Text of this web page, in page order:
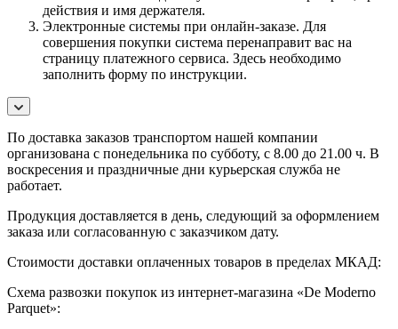
действия и имя держателя.
Электронные системы при онлайн-заказе. Для
совершения покупки система перенаправит вас на
страницу платежного сервиса. Здесь необходимо
заполнить форму по инструкции.
По доставка заказов транспортом нашей компании
организована с понедельника по субботу, с 8.00 до 21.00 ч. В
воскресения и праздничные дни курьерская служба не
работает.
Продукция доставляется в день, следующий за оформлением
заказа или согласованную с заказчиком дату.
Стоимости доставки оплаченных товаров в пределах МКАД:
Схема развозки покупок из интернет-магазина «De Moderno
Parquet»: